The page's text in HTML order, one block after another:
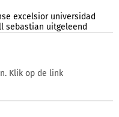
excelsior universidad
sebastian uitgeleend
Klik op de link